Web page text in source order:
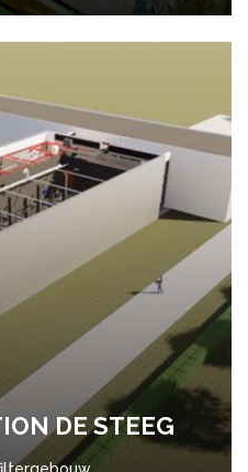
DE STEEG